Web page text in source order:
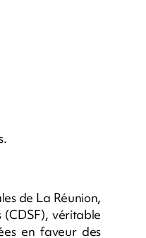
de La Réunion,
véritable
en faveur des